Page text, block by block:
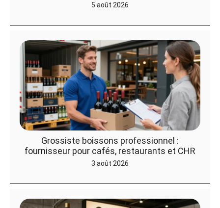
5 août 2026
Grossiste boissons professionnel :
fournisseur pour cafés, restaurants et CHR
3 août 2026